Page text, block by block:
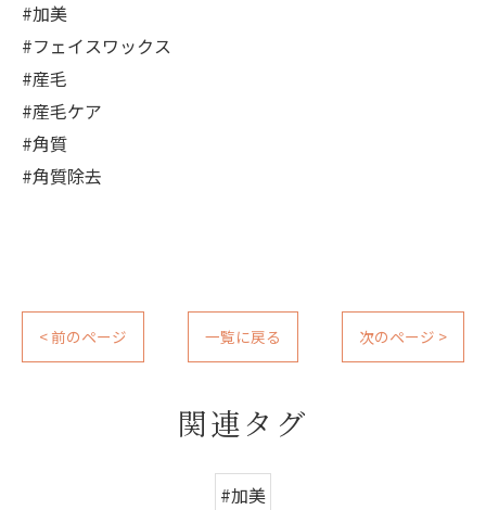
#加美
#フェイスワックス
#産毛
#産毛ケア
#角質
#角質除去
< 前のページ 一覧に戻る 次のページ >
関連タグ
#加美